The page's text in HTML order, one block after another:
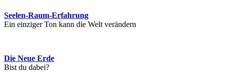
Seelen-Raum-Erfahrung
Ein einziger Ton kann die Welt verändern
Die Neue Erde
Bist du dabei?